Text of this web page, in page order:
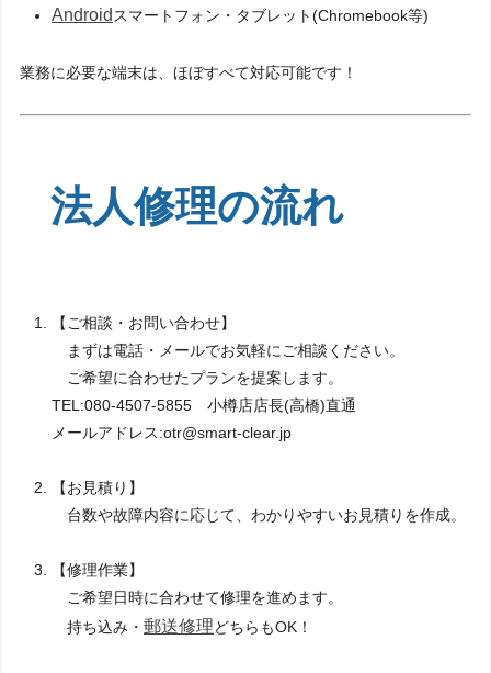
Androidスマートフォン・タブレット(Chromebook等)
業務に必要な端末は、ほぼすべて対応可能です！
法人修理の流れ
【ご相談・お問い合わせ】
まずは電話・メールでお気軽にご相談ください。
ご希望に合わせたプランを提案します。
TEL:080-4507-5855 小樽店店長(高橋)直通
メールアドレス:otr@smart-clear.jp
【お見積り】
台数や故障内容に応じて、わかりやすいお見積りを作成。
【修理作業】
ご希望日時に合わせて修理を進めます。
持ち込み・郵送修理どちらもOK！